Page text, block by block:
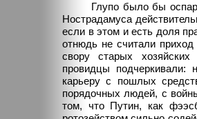
Глупо было бы
Нострадамуса
если в этом и есть доля
отнюдь не считали
свору старых
провидцы подчеркивали:
карьеру с пошлых
порядочных людей, с
том, что Путин, как